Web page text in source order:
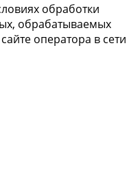
обработки
обрабатываемых
оператора в сети